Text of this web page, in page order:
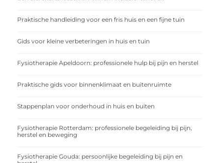
Praktische handleiding voor een fris huis en een fijne tuin
Gids voor kleine verbeteringen in huis en tuin
Fysiotherapie Apeldoorn: professionele hulp bij pijn en herstel
Praktische gids voor binnenklimaat en buitenruimte
Stappenplan voor onderhoud in huis en buiten
Fysiotherapie Rotterdam: professionele begeleiding bij pijn,
herstel en beweging
Fysiotherapie Gouda: persoonlijke begeleiding bij pijn en